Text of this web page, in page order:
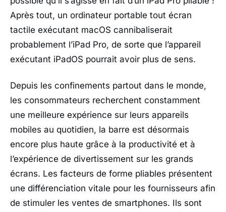
Après tout, un ordinateur portable tout écran
tactile exécutant macOS cannibaliserait
probablement l’iPad Pro‌, de sorte que l’appareil
exécutant iPadOS pourrait avoir plus de sens.
Depuis les confinements partout dans le monde,
les consommateurs recherchent constamment
une meilleure expérience sur leurs appareils
mobiles au quotidien, la barre est désormais
encore plus haute grâce à la productivité et à
l’expérience de divertissement sur les grands
écrans. Les facteurs de forme pliables présentent
une différenciation vitale pour les fournisseurs afin
de stimuler les ventes de smartphones. Ils sont